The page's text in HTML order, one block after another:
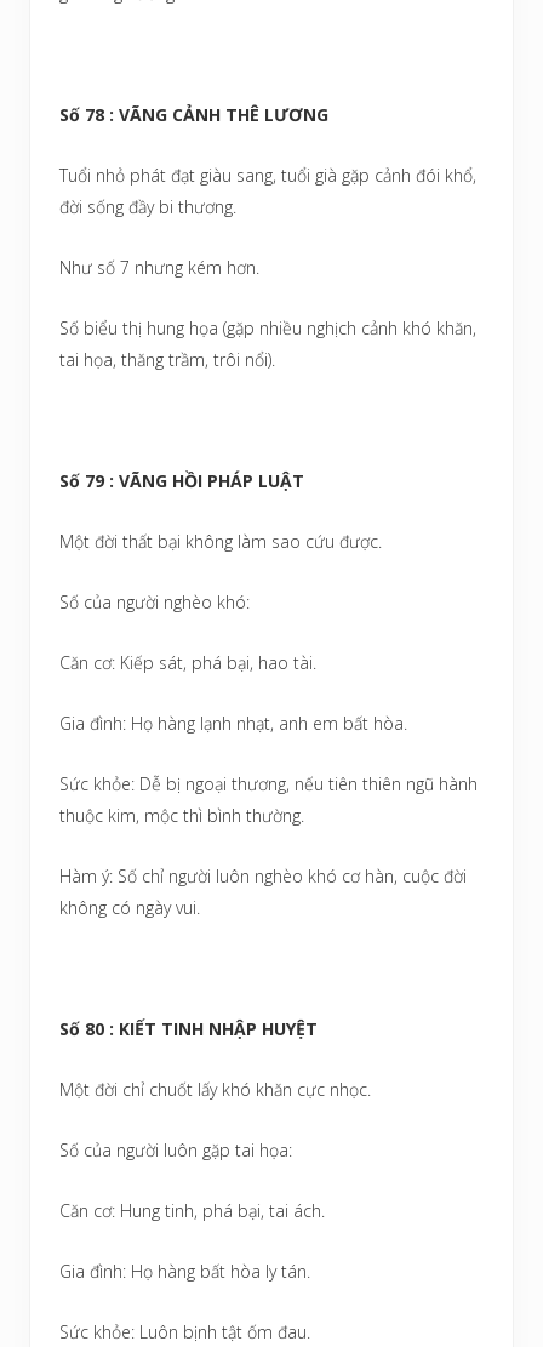
Số 78 : VÃNG CẢNH THÊ LƯƠNG
Tuổi nhỏ phát đạt giàu sang, tuổi già gặp cảnh đói khổ,
đời sống đầy bi thương.
Như số 7 nhưng kém hơn.
Số biểu thị hung họa (gặp nhiều nghịch cảnh khó khăn,
tai họa, thăng trầm, trôi nổi).
Số 79 : VÃNG HỒI PHÁP LUẬT
Một đời thất bại không làm sao cứu được.
Số của người nghèo khó:
Căn cơ: Kiếp sát, phá bại, hao tài.
Gia đình: Họ hàng lạnh nhạt, anh em bất hòa.
Sức khỏe: Dễ bị ngoại thương, nếu tiên thiên ngũ hành
thuộc kim, mộc thì bình thường.
Hàm ý: Số chỉ người luôn nghèo khó cơ hàn, cuộc đời
không có ngày vui.
Số 80 : KIẾT TINH NHẬP HUYỆT
Một đời chỉ chuốt lấy khó khăn cực nhọc.
Số của người luôn gặp tai họa:
Căn cơ: Hung tinh, phá bại, tai ách.
Gia đình: Họ hàng bất hòa ly tán.
Sức khỏe: Luôn bịnh tật ốm đau.